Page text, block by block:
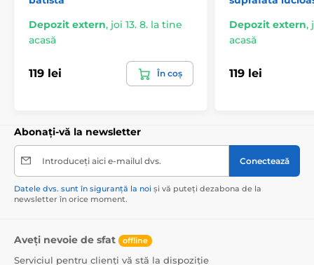
Depozit extern, joi 13. 8. la tine
acasă
119 lei În coș
Depozit extern,
acasă
119 lei
Abonați-vă la newsletter
Introduceți aici e-mailul dvs. Conectează
Datele dvs. sunt în siguranță la noi și vă puteți dezabona de la
newsletter în orice moment.
Aveți nevoie de sfat offline
Serviciul pentru clienți vă stă la dispoziție